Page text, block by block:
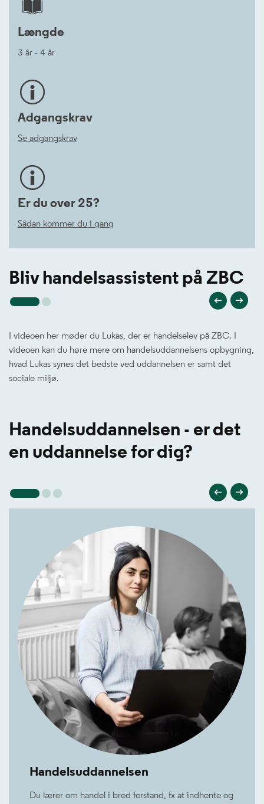
Længde
3 år - 4 år
Adgangskrav
Se adgangskrav
Er du over 25?
Sådan kommer du i gang
Bliv handelsassistent på ZBC
I videoen her møder du Lukas, der er handelselev på ZBC. I
videoen kan du høre mere om handelsuddannelsens opbygning,
hvad Lukas synes det bedste ved uddannelsen er samt det
sociale miljø.
Handelsuddannelsen - er det
en uddannelse for dig?
Handelsuddannelsen
Du lærer om handel i bred forstand, fx at indhente og